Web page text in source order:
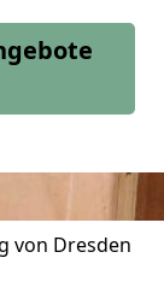
von Dresden